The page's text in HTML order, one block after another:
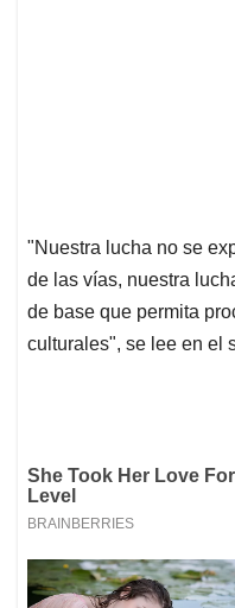
"Nuestra lucha no se
de las vías, nuestra
de base que permita
culturales", se lee en el